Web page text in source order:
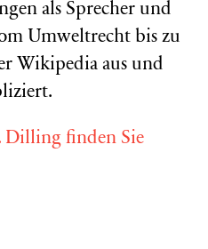
als Sprecher und
Umweltrecht bis zu
Wikipedia aus und
Dilling finden Sie